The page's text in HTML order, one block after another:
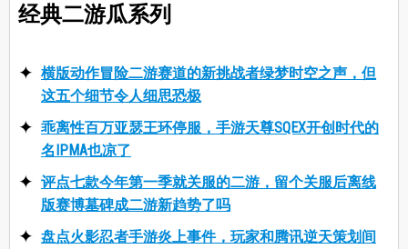
经典二游瓜系列
横版动作冒险二游赛道的新挑战者绿梦时空之声，但
这五个细节令人细思恐极
乖离性百万亚瑟王环停服，手游天尊SQEX开创时代的
名IPMA也凉了
评点七款今年第一季就关服的二游，留个关服后离线
版赛博墓碑成二游新趋势了吗
盘点火影忍者手游炎上事件，玩家和腾讯逆天策划间